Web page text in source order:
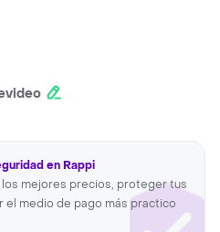
en Rappi
mejores precios, proteger tus
el medio de pago más practico